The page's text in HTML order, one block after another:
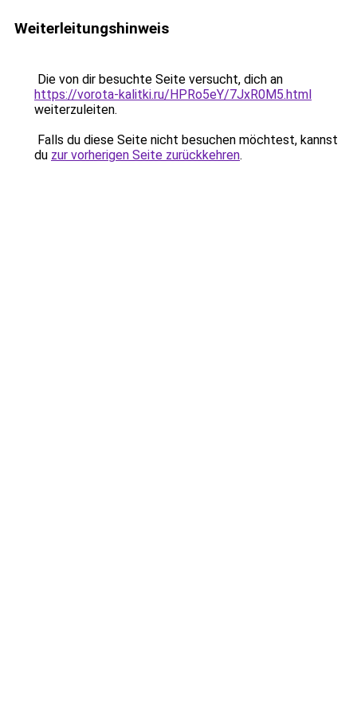
Weiterleitungshinweis
Die von dir besuchte Seite versucht, dich an
https://vorota-kalitki.ru/HPRo5eY/7JxR0M5.html
weiterzuleiten.
Falls du diese Seite nicht besuchen möchtest, kannst
du zur vorherigen Seite zurückkehren.